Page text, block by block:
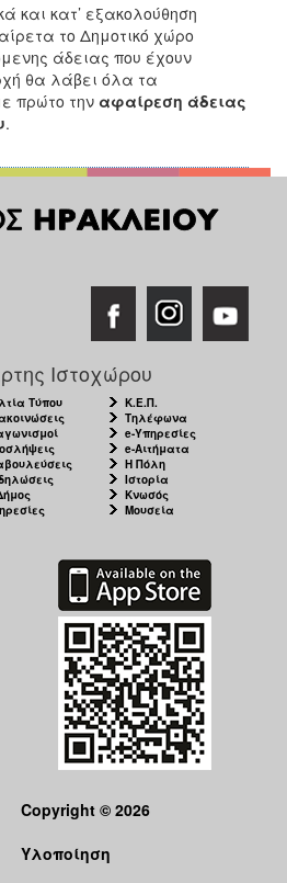
και κατ’ εξακολούθηση
το Δημοτικό χώρο
άδειας που έχουν
θα λάβει όλα τα
πρώτο την αφαίρεση άδειας
.
Ιστοχώρου
Τύπου
Κ.Ε.Π.
Τηλέφωνα
e-Υπηρεσίες
e-Αιτήματα
Η Πόλη
Ιστορία
Κνωσός
Μουσεία
Copyright © 2026
Υλοποίηση